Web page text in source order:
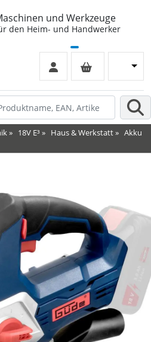
und Werkzeuge
den Heim- und Handwerker
» 18V E³ » Haus & Werkstatt» Akku